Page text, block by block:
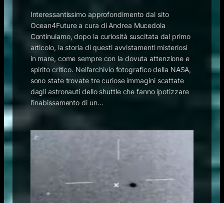
Interessantissimo approfondimento dal sito
Ocean4Future a cura di Andrea Mucedola
Continuiamo, dopo la curiosità suscitata dal primo
articolo, la storia di questi avvistamenti misteriosi
in mare, come sempre con la dovuta attenzione e
spirito critico. Nell’archivio fotografico della NASA,
sono state trovate tre curiose immagini scattate
dagli astronauti dello shuttle che fanno ipotizzare
l’inabissamento di un…